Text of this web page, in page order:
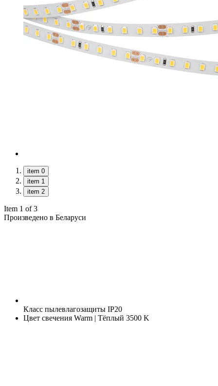
item 0
item 1
item 2
Item 1 of 3
Произведено в Беларуси
Класс пылевлагозащиты IP20
Цвет свечения Warm | Тёплый 3500 K